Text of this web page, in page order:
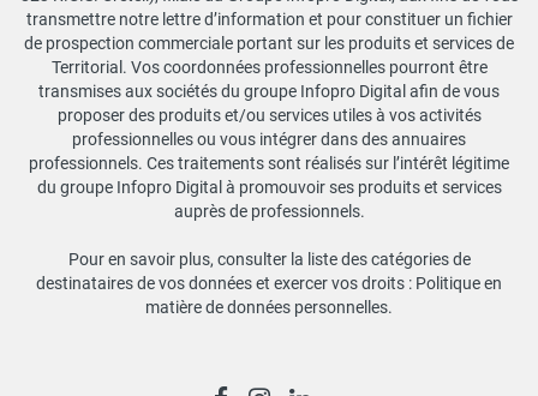
transmettre notre lettre d’information et pour constituer un fichier
de prospection commerciale portant sur les produits et services de
Territorial. Vos coordonnées professionnelles pourront être
transmises aux sociétés du groupe Infopro Digital afin de vous
proposer des produits et/ou services utiles à vos activités
professionnelles ou vous intégrer dans des annuaires
professionnels. Ces traitements sont réalisés sur l’intérêt légitime
du groupe Infopro Digital à promouvoir ses produits et services
auprès de professionnels.
Pour en savoir plus, consulter la liste des catégories de
destinataires de vos données et exercer vos droits : Politique en
matière de données personnelles.